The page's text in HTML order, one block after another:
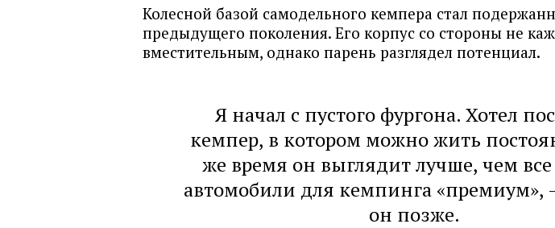
Колесной базой самодельного кемпера стал
предыдущего поколения. Его корпус со стороны не
вместительным, однако парень разглядел потенциал.
Я начал с пустого фургона. Хотел
кемпер, в котором можно жить
же время он выглядит лучше, чем все
автомобили для кемпинга «премиум»,
он позже.